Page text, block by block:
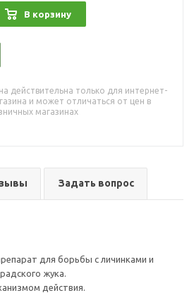
В корзину
действительна только для интернет-
и может отличаться от цен в
магазинах
Задать вопрос
для борьбы с личинками и
жука.
действия.